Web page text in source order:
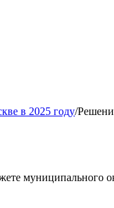
в 2025 году/
муниципального